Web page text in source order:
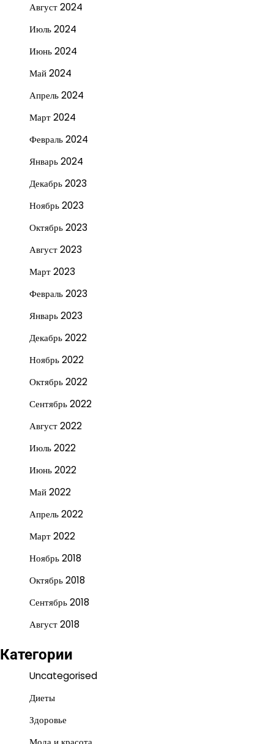
Август 2024
Июль 2024
Июнь 2024
Май 2024
Апрель 2024
Март 2024
Февраль 2024
Январь 2024
Декабрь 2023
Ноябрь 2023
Октябрь 2023
Август 2023
Март 2023
Февраль 2023
Январь 2023
Декабрь 2022
Ноябрь 2022
Октябрь 2022
Сентябрь 2022
Август 2022
Июль 2022
Июнь 2022
Май 2022
Апрель 2022
Март 2022
Ноябрь 2018
Октябрь 2018
Сентябрь 2018
Август 2018
Категории
Uncategorised
Диеты
Здоровье